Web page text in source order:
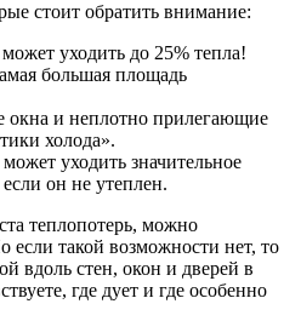
стоит обратить внимание:
уходить до 25% тепла!
большая площадь
и неплотно прилегающие
холода».
уходить значительное
он не утеплен.
теплопотерь, можно
если такой возможности нет, то
вдоль стен, окон и дверей в
где дует и где особенно